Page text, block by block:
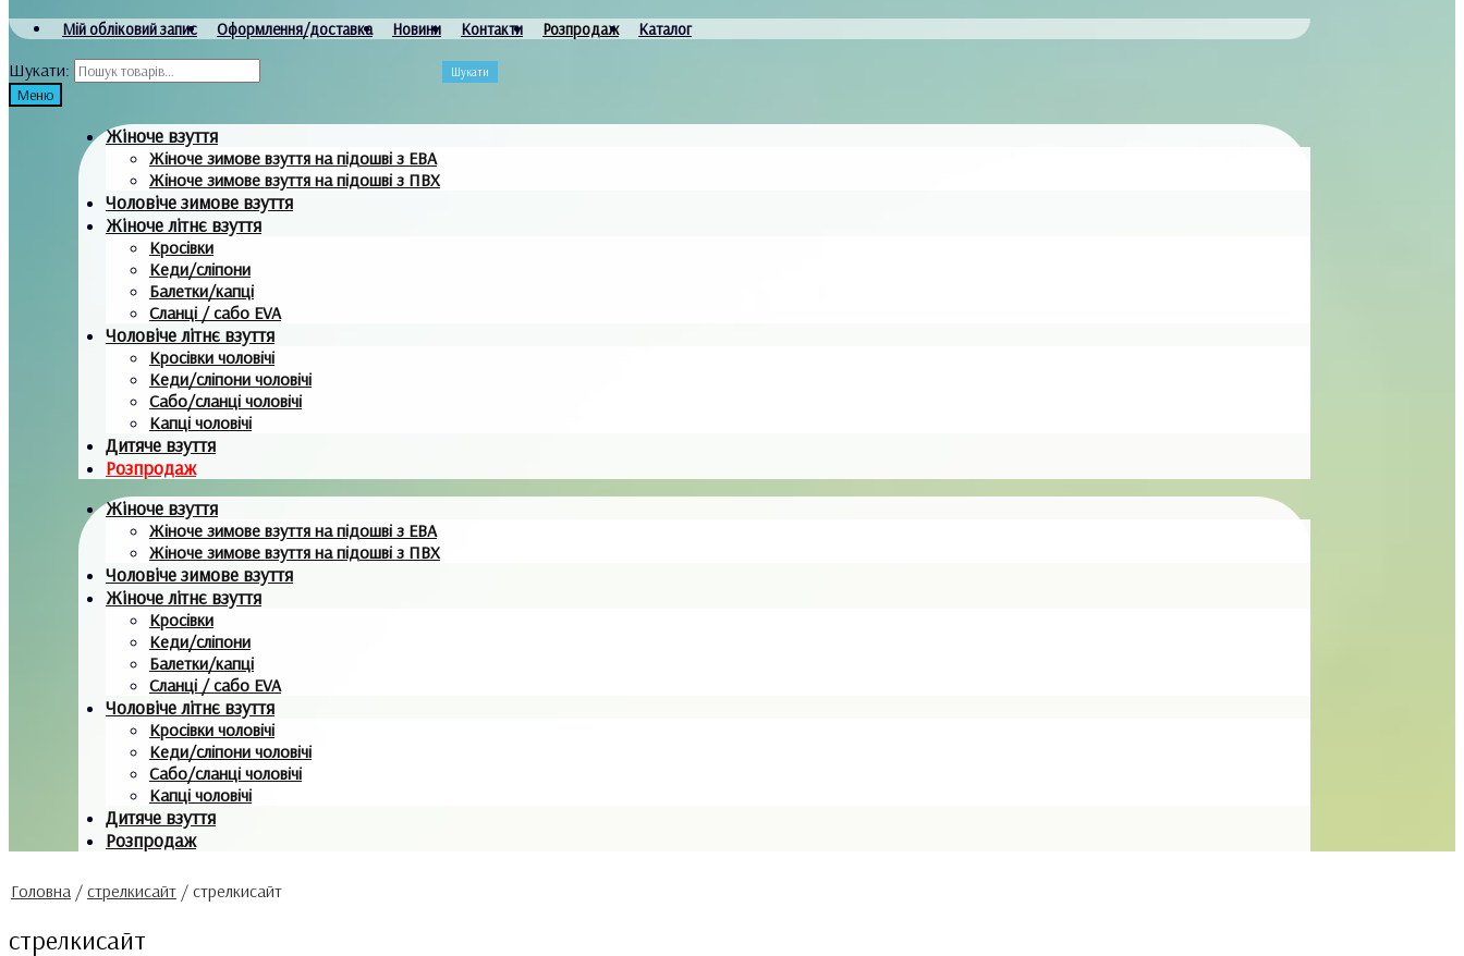
Мій обліковий запис Оформлення/доставка Новини Контакти Розпродаж Каталог
Шукати: Шукати
Меню
Жіноче взуття
Жіноче зимове взуття на підошві з ЕВА
Жіноче зимове взуття на підошві з ПВХ
Чоловіче зимове взуття
Жіноче літнє взуття
Кросівки
Кеди/сліпони
Балетки/капці
Сланці / сабо EVA
Чоловіче літнє взуття
Кросівки чоловічі
Кеди/сліпони чоловічі
Сабо/сланці чоловічі
Капці чоловічі
Дитяче взуття
Розпродаж
Жіноче взуття
Жіноче зимове взуття на підошві з ЕВА
Жіноче зимове взуття на підошві з ПВХ
Чоловіче зимове взуття
Жіноче літнє взуття
Кросівки
Кеди/сліпони
Балетки/капці
Сланці / сабо EVA
Чоловіче літнє взуття
Кросівки чоловічі
Кеди/сліпони чоловічі
Сабо/сланці чоловічі
Капці чоловічі
Дитяче взуття
Розпродаж
Головна / стрелкисайт / стрелкисайт
стрелкисайт